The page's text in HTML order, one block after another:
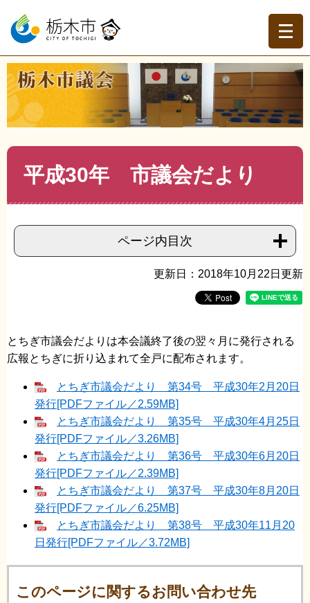
ー
の
先
頭
で
す。
ニ
ー
を
飛
ば
し
て
本
現在地
トップページ > 栃木市議会 > 市議会だより>市議会だよ
り（平成３０年） >>平成30年 市議会だより
平成30年 市議会だより
ページ内目次
更新日：2018年10月22日更新
とちぎ市議会だよりは本会議終了後の翌々月に発行される
広報とちぎに折り込まれて全戸に配布されます。
とちぎ市議会だより 第34号 平成30年2月20日
発行[PDFファイル／2.59MB]
とちぎ市議会だより 第35号 平成30年4月25日
発行[PDFファイル／3.26MB]
とちぎ市議会だより 第36号 平成30年6月20日
発行[PDFファイル／2.39MB]
とちぎ市議会だより 第37号 平成30年8月20日
発行[PDFファイル／6.25MB]
とちぎ市議会だより 第38号 平成30年11月20
日発行[PDFファイル／3.72MB]
このページに関するお問い合わせ先